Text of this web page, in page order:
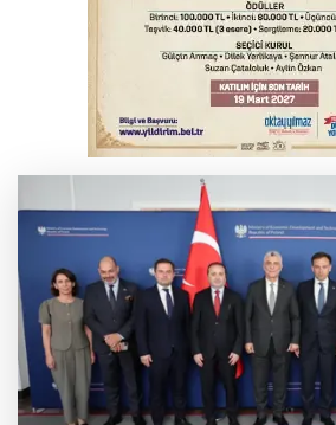
Serbest piyasada
Serbest piyasada altın